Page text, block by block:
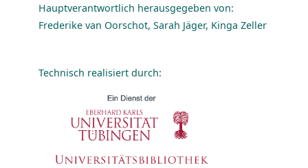
Hauptverantwortlich herausgegeben von:
Frederike van Oorschot, Sarah Jäger, Kinga Zeller
Technisch realisiert durch: